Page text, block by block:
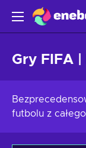
Gry FIFA
futbolu z